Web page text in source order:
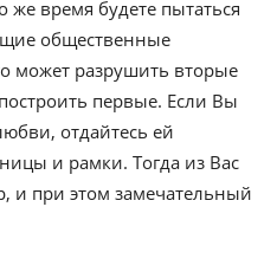
же время будете пытаться
общественные
может разрушить вторые
первые. Если Вы
отдайтесь ей
и рамки. Тогда из Вас
и при этом замечательный